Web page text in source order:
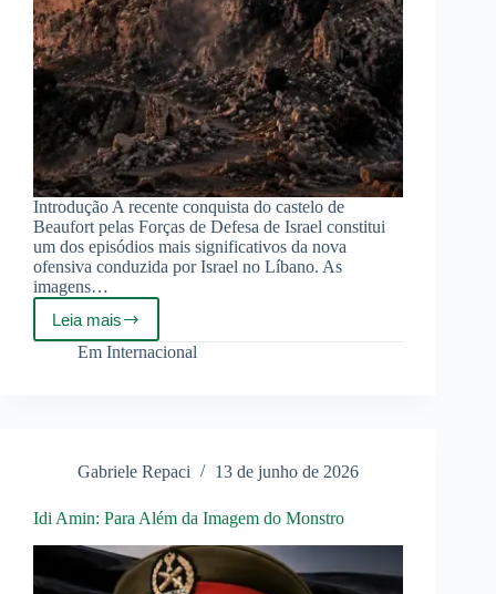
Introdução A recente conquista do castelo de
Beaufort pelas Forças de Defesa de Israel constitui
um dos episódios mais significativos da nova
ofensiva conduzida por Israel no Líbano. As
imagens…
Leia maisBeaufort:
Fortaleza
Em Internacional
Gabriele Repaci 13 de junho de 2026
Idi Amin: Para Além da Imagem do Monstro